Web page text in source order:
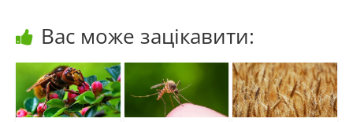
Вас може зацікавити: